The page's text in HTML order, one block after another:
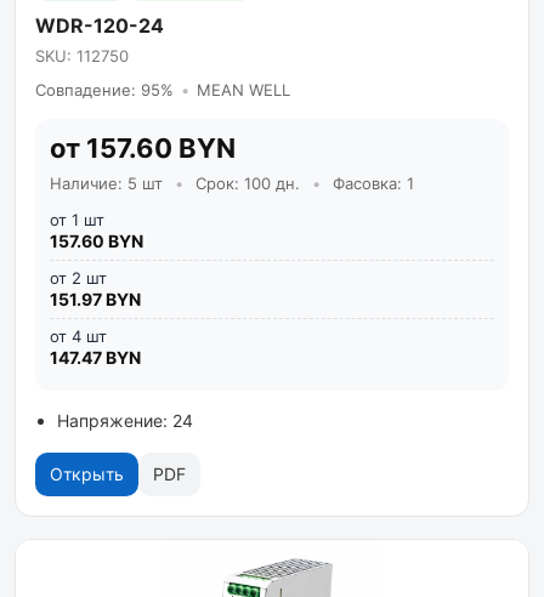
WDR-120-24
SKU: 112750
Совпадение: 95% • MEAN WELL
от 157.60 BYN
Наличие: 5 шт • Срок: 100 дн. •
Фасовка: 1
от 1 шт
157.60 BYN
от 2 шт
151.97 BYN
от 4 шт
147.47 BYN
Напряжение: 24
Открыть PDF